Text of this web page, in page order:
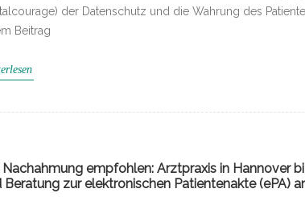
der Datenschutz und die Wahrung des
Beitrag
Nachahmung empfohlen: Arztpraxis in Hannover
Beratung zur elektronischen Patientenakte (ePA)